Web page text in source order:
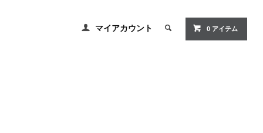
マイアカウント 0 アイテム